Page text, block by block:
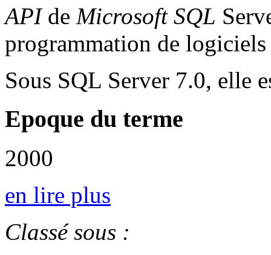
APIde Microsoft SQL
programmation de logiciels
Sous SQL Server 7.0, elle
Epoque du terme
2000
en lire plus
Classé sous :